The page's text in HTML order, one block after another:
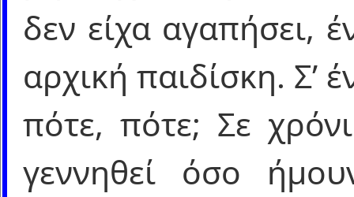
δεν είχα αγαπήσει,
αρχική παιδίσκη. Σ’
πότε, πότε; Σε
γεννηθεί όσο